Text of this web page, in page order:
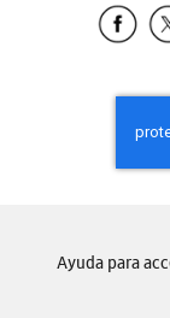
Ayuda para